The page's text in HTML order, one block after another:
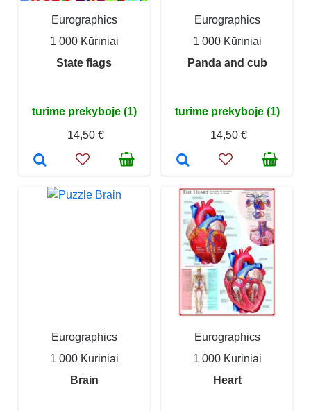
Eurographics
1 000 Kūriniai
State flags
turime prekyboje (1)
14,50 €
Eurographics
1 000 Kūriniai
Panda and cub
turime prekyboje (1)
14,50 €
Eurographics
1 000 Kūriniai
Brain
Eurographics
1 000 Kūriniai
Heart